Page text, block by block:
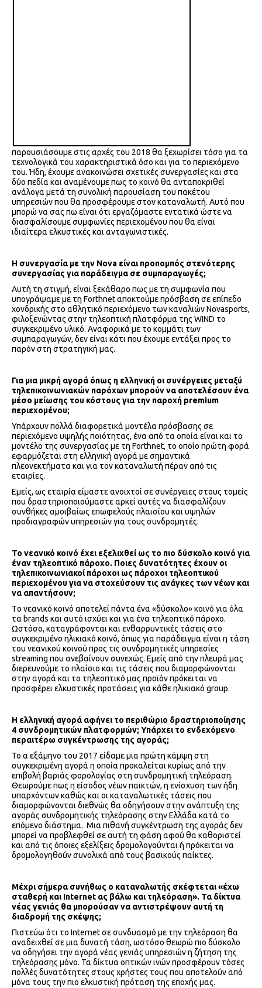
παρουσιάσουμε στις αρχές του 2018 θα ξεχωρίσει τόσο για τα
τεχνολογικά του χαρακτηριστικά όσο και για το περιεχόμενο
του. Ήδη, έχουμε ανακοινώσει σχετικές συνεργασίες και στα
δύο πεδία και αναμένουμε πως το κοινό θα ανταποκριθεί
ανάλογα μετά τη συνολική παρουσίαση του πακέτου
υπηρεσιών που θα προσφέρουμε στον καταναλωτή. Αυτό που
μπορώ να σας πω είναι ότι εργαζόμαστε εντατικά ώστε να
διασφαλίσουμε συμφωνίες περιεχομένου που θα είναι
ιδιαίτερα ελκυστικές και ανταγωνιστικές.
H συνεργασία με την Nova είναι προπομπός στενότερης
συνεργασίας για παράδειγμα σε συμπαραγωγές;
Αυτή τη στιγμή, είναι ξεκάθαρο πως με τη συμφωνία που
υπογράψαμε με τη Forthnet αποκτούμε πρόσβαση σε επίπεδο
χονδρικής στο αθλητικό περιεχόμενο των καναλιών Novasports,
φιλοξενώντας στην τηλεοπτική πλατφόρμα της WIND το
συγκεκριμένο υλικό. Αναφορικά με το κομμάτι των
συμπαραγωγών, δεν είναι κάτι που έχουμε εντάξει προς το
παρόν στη στρατηγική μας.
Για μια μικρή αγορά όπως η ελληνική οι συνέργειες μεταξύ
τηλεπικοινωνιακών παρόχων μπορούν να αποτελέσουν ένα
μέσο μείωσης του κόστους για την παροχή premium
περιεχομένου;
Υπάρχουν πολλά διαφορετικά μοντέλα πρόσβασης σε
περιεχόμενο υψηλής ποιότητας, ένα από τα οποία είναι και το
μοντέλο της συνεργασίας με τη Forthnet, το οποίο πρώτη φορά
εφαρμόζεται στη ελληνική αγορά με σημαντικά
πλεονεκτήματα και για τον καταναλωτή πέραν από τις
εταιρίες.
Εμείς, ως εταιρία είμαστε ανοιχτοί σε συνέργειες στους τομείς
που δραστηριοποιούμαστε αρκεί αυτές να διασφαλίζουν
συνθήκες αμοιβαίως επωφελούς πλαισίου και υψηλών
προδιαγραφών υπηρεσιών για τους συνδρομητές.
Το νεανικό κοινό έχει εξελιχθεί ως το πιο δύσκολο κοινό για
έναν τηλεοπτικό πάροχο. Ποιες δυνατότητες έχουν οι
τηλεπικοινωνιακοί πάροχοι ως πάροχοι τηλεοπτικού
περιεχομένου για να στοχεύσουν τις ανάγκες των νέων και
να απαντήσουν;
Τo νεανικό κοινό αποτελεί πάντα ένα «δύσκολο» κοινό για όλα
τα brands και αυτό ισχύει και για ένα τηλεοπτικό πάροχο.
Ωστόσο, καταγράφονται και ενθαρρυντικές τάσεις στο
συγκεκριμένο ηλικιακό κοινό, όπως για παράδειγμα είναι η τάση
του νεανικού κοινού προς τις συνδρομητικές υπηρεσίες
streaming που ανεβαίνουν συνεχώς. Εμείς από την πλευρά μας
διερευνούμε το πλαίσιο και τις τάσεις που διαμορφώνονται
στην αγορά και το τηλεοπτικό μας προϊόν πρόκειται να
προσφέρει ελκυστικές προτάσεις για κάθε ηλικιακό group.
Η ελληνική αγορά αφήνει το περιθώριο δραστηριοποίησης
4 συνδρομητικών πλατφορμών; Υπάρχει το ενδεχόμενο
περαιτέρω συγκέντρωσης της αγοράς;
Το α εξάμηνο του 2017 είδαμε μια πρώτη κάμψη στη
συγκεκριμένη αγορά η οποία προκαλείται κυρίως από την
επιβολή βαριάς φορολογίας στη συνδρομητική τηλεόραση.
Θεωρούμε πως η είσοδος νέων παικτών, η ενίσχυση των ήδη
υπαρχόντων καθώς και οι καταναλωτικές τάσεις που
διαμορφώνονται διεθνώς θα οδηγήσουν στην ανάπτυξη της
αγοράς συνδρομητικής τηλεόρασης στην Ελλάδα κατά το
επόμενο διάστημα. Μια πιθανή συγκέντρωση της αγοράς δεν
μπορεί να προβλεφθεί σε αυτή τη φάση αφού θα καθοριστεί
και από τις όποιες εξελίξεις δρομολογούνται ή πρόκειται να
δρομολογηθούν συνολικά από τους βασικούς παίκτες.
Μέχρι σήμερα συνήθως ο καταναλωτής σκέφτεται «έχω
σταθερή και Internet ας βάλω και τηλεόραση». Τα δίκτυα
νέας γενιάς θα μπορούσαν να αντιστρέψουν αυτή τη
διαδρομή της σκέψης;
Πιστεύω ότι το Internet σε συνδυασμό με την τηλεόραση θα
αναδειχθεί σε μια δυνατή τάση, ωστόσο θεωρώ πιο δύσκολο
να οδηγήσει την αγορά νέας γενιάς υπηρεσιών η ζήτηση της
τηλεόρασης μόνο. Τα δίκτυα οπτικών ινών προσφέρουν τόσες
πολλές δυνατότητες στους χρήστες τους που αποτελούν από
μόνα τους την πιο ελκυστική πρόταση της εποχής μας.